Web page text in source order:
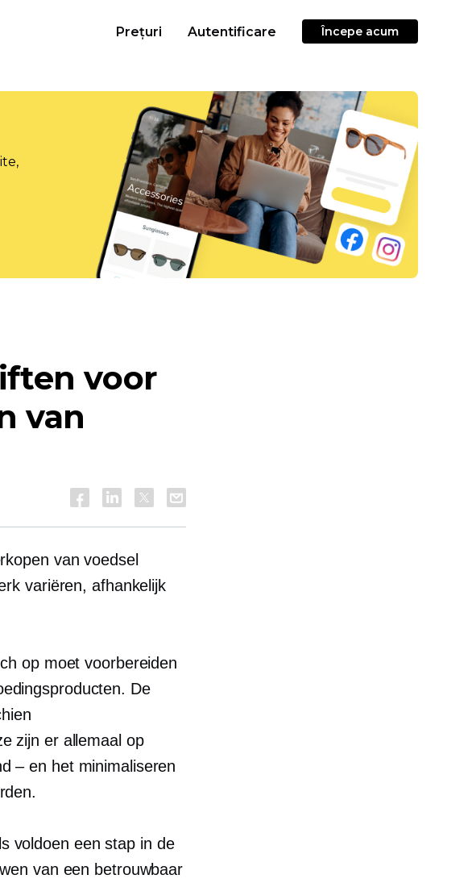
Prețuri Autentificare Începe acum
voor
van
van voedsel
variëren, afhankelijk
op moet voorbereiden
De
zijn er allemaal op
– en het minimaliseren
voldoen een stap in de
van een betrouwbaar